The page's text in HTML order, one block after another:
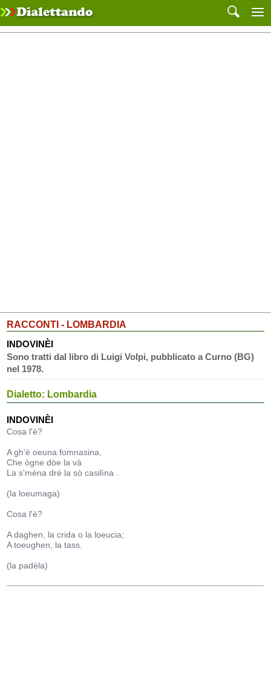
RACCONTI - LOMBARDIA
INDOVINÈI
Sono tratti dal libro di Luigi Volpi, pubblicato a Curno (BG)
nel 1978.
Dialetto: Lombardia
INDOVINÈI
Cosa l'è?
A gh'è oeuna fomnasina,
Che ògne dòe la và
La s'mèna dré la sò casilìna .
(la loeumaga)
Cosa l'è?
A daghen, la crida o la loeucia;
A toeughen, la tass.
(la padèla)